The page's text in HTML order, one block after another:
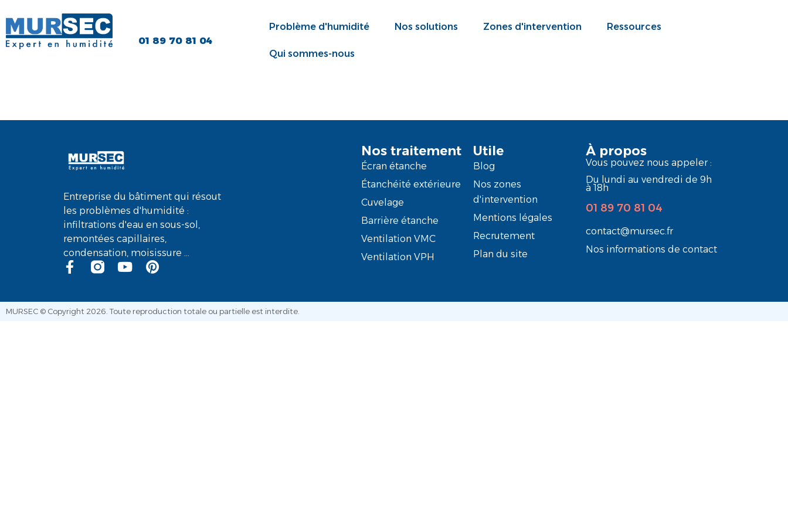
01 89 70 81 04
Problème d'humidité Nos solutions Zones d'intervention Ressources
Qui sommes-nous
Entreprise du bâtiment qui résout
les problèmes d'humidité :
infiltrations d'eau en sous-sol,
remontées capillaires,
condensation, moisissure ...
Nos traitement
Écran étanche
Étanchéité extérieure
Cuvelage
Barrière étanche
Ventilation VMC
Ventilation VPH
Utile
Blog
Nos zones
d'intervention
Mentions légales
Recrutement
Plan du site
À propos
Vous pouvez nous appeler :
Du lundi au vendredi de 9h
à 18h
01 89 70 81 04
contact@mursec.fr
Nos informations de contact
MURSEC © Copyright 2026. Toute reproduction totale ou partielle est interdite.